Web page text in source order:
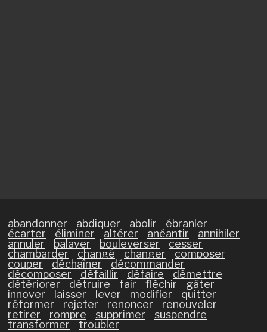
abandonner abdiquer abolir
ébranler
écarter
éliminer altérer anéantir
annihiler
annuler
balayer bouleverser
cesser
chambarder
changé changer
composer
couper
déchaîner
décommander
décomposer
défaillir défaire
démettre
détériorer
détruire fair fléchir
gâter
innover
laisser lever modifier
quitter
réformer
rejeter renoncer
renouveler
retirer
rompre supprimer
suspendre
transformer
troubler